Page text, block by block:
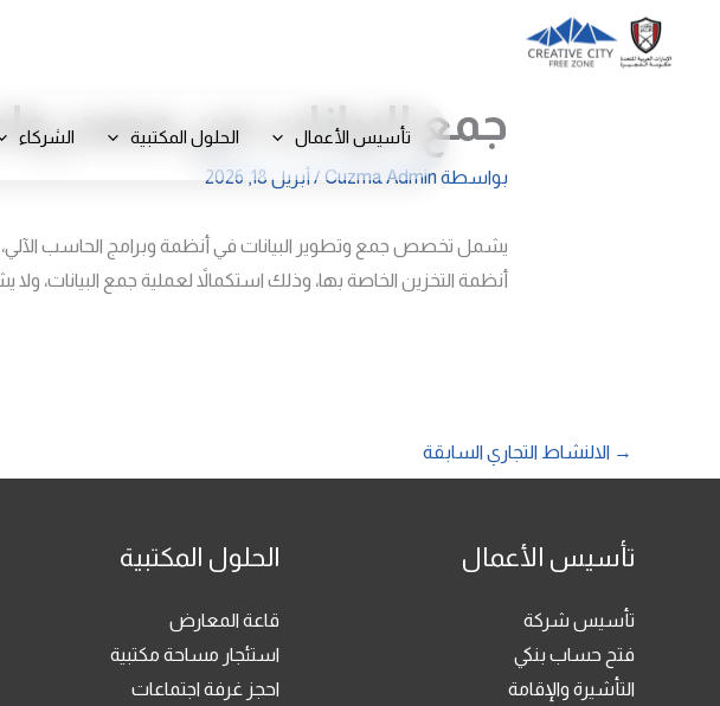
تأسيس الأعمال الحلول المكتبية الشركاء جمع البيانات من مصدر
بواسطة Cuzma Admin
/ أبريل 18, 2026
يشمل تخصص جمع وتطوير البيانات في أنظمة وبرامج الحاسب الآلي،
أنظمة التخزين الخاصة بها، وذلك استكمالاً لعملية جمع البيانات،
→ الالنشاط التجاري السابقة
تأسيس الأعمال
تأسيس شركة
فتح حساب بنكي
التأشيرة والإقامة
الحلول المكتبية
قاعة المعارض
استئجار مساحة مكتبية
احجز غرفة اجتماعات